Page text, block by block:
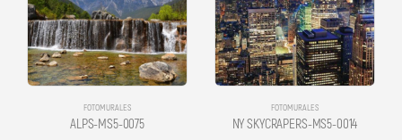
FOTOMURALES
ALPS-MS5-0075
FOTOMURALES
NY SKYCRAPERS-MS5-0014